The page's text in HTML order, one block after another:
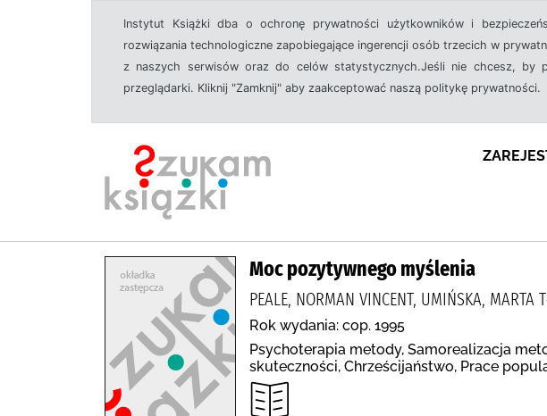
Instytut Książki dba o ochronę prywatności użytkowników i
rozwiązania technologiczne zapobiegające ingerencji osób trzecich w
z naszych serwisów oraz do celów statystycznych.Jeśli nie chcesz, by
przeglądarki. Kliknij "Zamknij" aby zaakceptować naszą politykę prywatności.
Moc pozytywnego myślenia
PEALE, NORMAN VINCENT, UMIŃSKA, MARTA
Rok wydania: cop. 1995
Psychoterapia metody, Samorealizacja
skuteczności, Chrześcijaństwo, Prace